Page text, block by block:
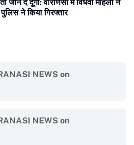
जान दे दूंगा: वाराणसी में विधवा महिला ने
ने किया गिरफ्तार
NEWS on
NEWS on